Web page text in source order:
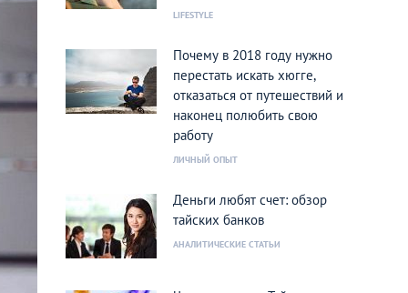
LIFESTYLE
Почему в 2018 году нужно
перестать искать хюгге,
отказаться от путешествий и
наконец полюбить свою
работу
ЛИЧНЫЙ ОПЫТ
Деньги любят счет: обзор
тайских банков
АНАЛИТИЧЕСКИЕ СТАТЬИ